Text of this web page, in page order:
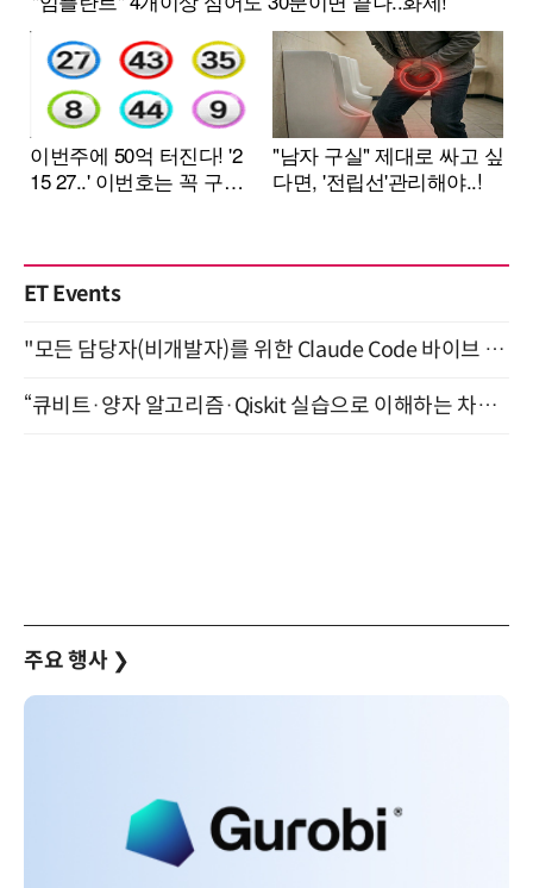
ET Events
"모든 담당자(비개발자)를 위한 Claude Code 바이브 코딩 2-day 부트캠프" 9월 16~17일 개최
“큐비트·양자 알고리즘·Qiskit 실습으로 이해하는 차세대 컴퓨팅” (8/28)
주요 행사 ❯